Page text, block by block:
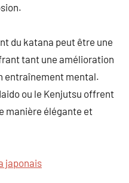
du katana peut être une
tant une amélioration
entraînement mental.
ou le Kenjutsu offrent
manière élégante et
japonais